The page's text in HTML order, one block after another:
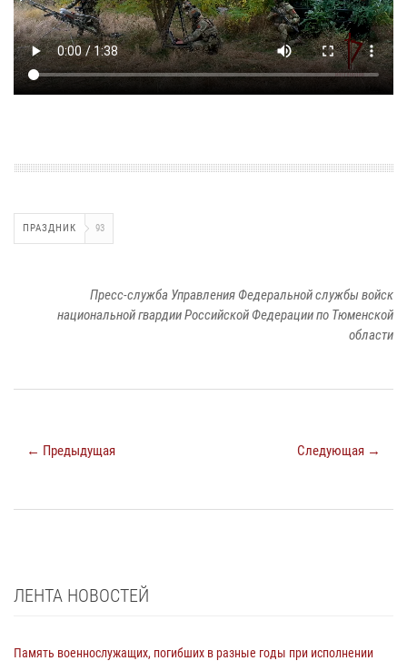
ПРАЗДНИК 93
Пресс-служба Управления Федеральной службы войск
национальной гвардии Российской Федерации по Тюменской
области
← Предыдущая Следующая →
ЛЕНТА НОВОСТЕЙ
Память военнослужащих, погибших в разные годы при исполнении